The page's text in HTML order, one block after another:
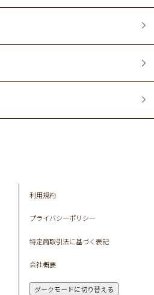
利用規約
プライバシーポリシー
特定商取引法に基づく表記
会社概要
ダークモードに切り替える